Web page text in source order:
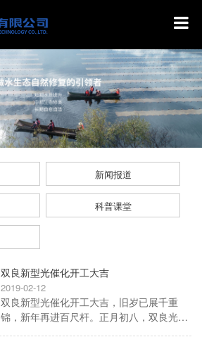
新闻报道
科普课堂
双良新型光催化开工大吉
2019-02-12
双良新型光催化开工大吉，旧岁已展千重
锦，新年再进百尺杆。正月初八，双良光催